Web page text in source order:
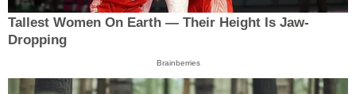
Tallest Women On Earth — Their Height Is Jaw-
Dropping
Brainberries